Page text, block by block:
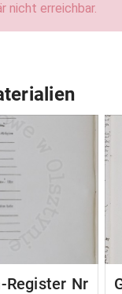
nicht erreichbar.
Register Nr